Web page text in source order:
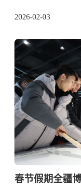
2026-02-03
春节假期全疆